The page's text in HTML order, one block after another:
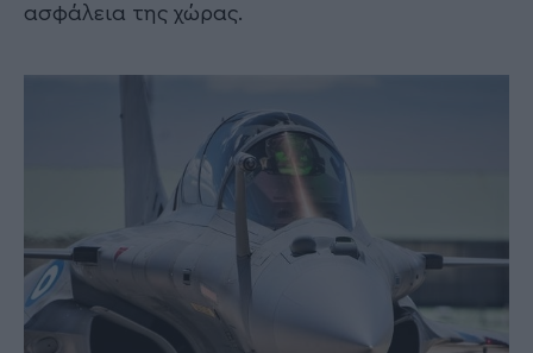
ασφάλεια της χώρας.